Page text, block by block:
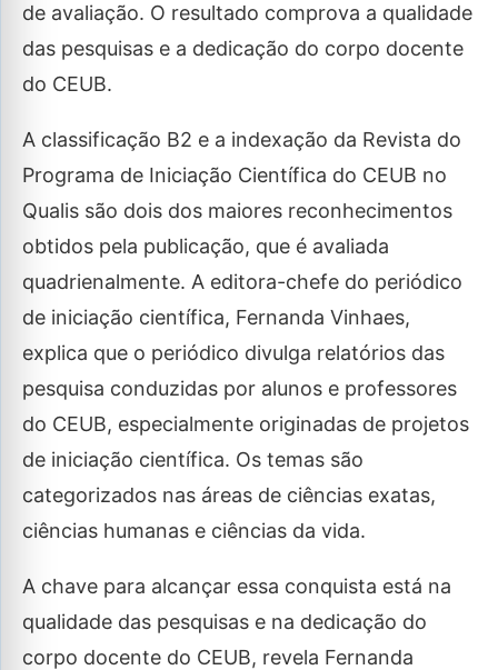
de avaliação. O resultado comprova a qualidade
das pesquisas e a dedicação do corpo docente
do CEUB.
A classificação B2 e a indexação da Revista do
Programa de Iniciação Científica do CEUB no
Qualis são dois dos maiores reconhecimentos
obtidos pela publicação, que é avaliada
quadrienalmente. A editora-chefe do periódico
de iniciação científica, Fernanda Vinhaes,
explica que o periódico divulga relatórios das
pesquisa conduzidas por alunos e professores
do CEUB, especialmente originadas de projetos
de iniciação científica. Os temas são
categorizados nas áreas de ciências exatas,
ciências humanas e ciências da vida.
A chave para alcançar essa conquista está na
qualidade das pesquisas e na dedicação do
corpo docente do CEUB, revela Fernanda